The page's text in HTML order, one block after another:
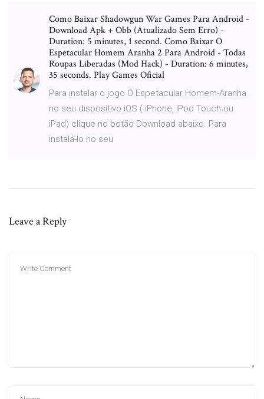
Como Baixar Shadowgun War Games Para Android -
Download Apk + Obb (Atualizado Sem Erro) -
Duration: 5 minutes, 1 second. Como Baixar O
Espetacular Homem Aranha 2 Para Android - Todas
Roupas Liberadas (Mod Hack) - Duration: 6 minutes,
35 seconds. Play Games Oficial
Para instalar o jogo O Espetacular Homem-Aranha
no seu dispositivo iOS ( iPhone, iPod Touch ou
iPad) clique no botão Download abaixo. Para
instalá-lo no seu
Leave a Reply